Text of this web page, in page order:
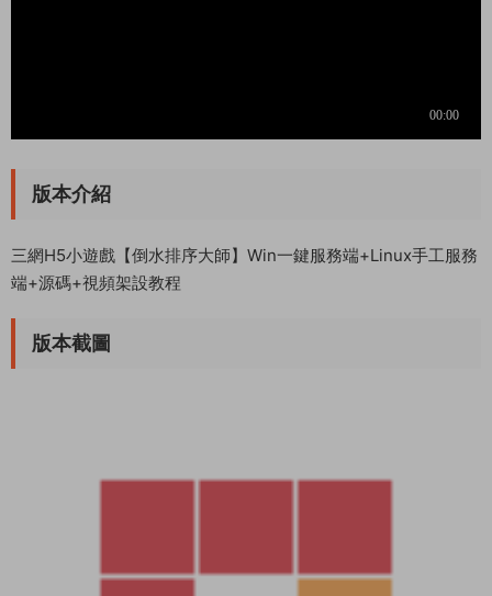
版本介紹
三網H5小遊戲【倒水排序大師】Win一鍵服務端+Linux手工服務
端+源碼+視頻架設教程
版本截圖